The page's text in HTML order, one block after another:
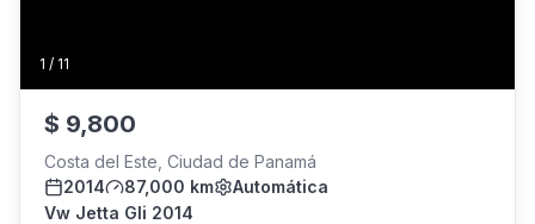
1 / 11
$ 9,800
Costa del Este, Ciudad de Panamá
2014
87,000 km
Automática
Vw Jetta Gli 2014